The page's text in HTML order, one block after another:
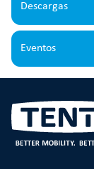
Descargas
Eventos